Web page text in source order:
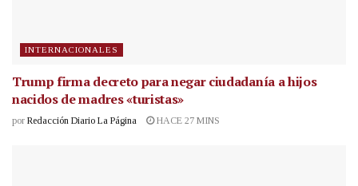
INTERNACIONALES
Trump firma decreto para negar ciudadanía a hijos
nacidos de madres «turistas»
por Redacción Diario La Página HACE 27 MINS